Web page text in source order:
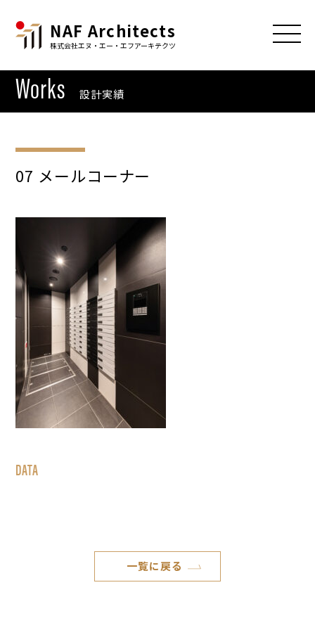
NAF Architects
株式会社エヌ・エー・エフアーキテクツ
Works 設計実績
07 メールコーナー
DATA
一覧に戻る